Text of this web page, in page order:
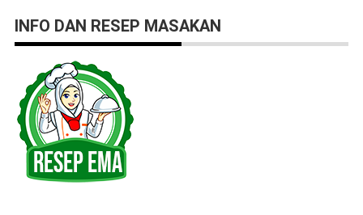
INFO DAN RESEP MASAKAN